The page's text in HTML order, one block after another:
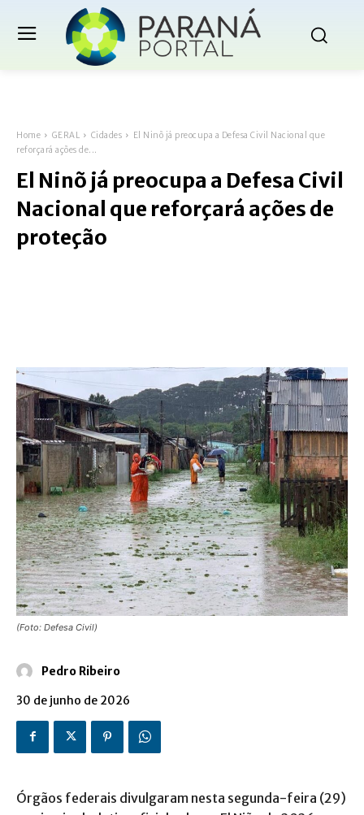
Home GERAL Cidades
El Ninõ já preocupa a Defesa Civil Nacional que
reforçará ações de...
El Ninõ já preocupa a Defesa Civil
Nacional que reforçará ações de
proteção
(Foto: Defesa Civil)
Pedro Ribeiro
30 de junho de 2026
Órgãos federais divulgaram nesta segunda-feira (29)